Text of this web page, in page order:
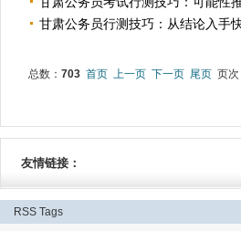
甘肃公务员行测技巧：从结论入手
总数： 703 首页 上一页 下一页 尾页 页次
友情链接：
RSS Tags